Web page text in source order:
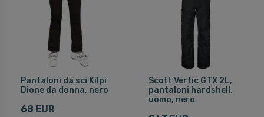
Pantaloni da sci Kilpi
Dione da donna, nero
68 EUR
Scott Vertic GTX 2L,
pantaloni hardshell,
uomo, nero